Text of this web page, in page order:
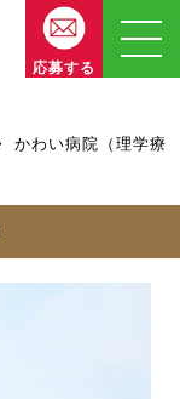
応募する
かわい病院（理学療